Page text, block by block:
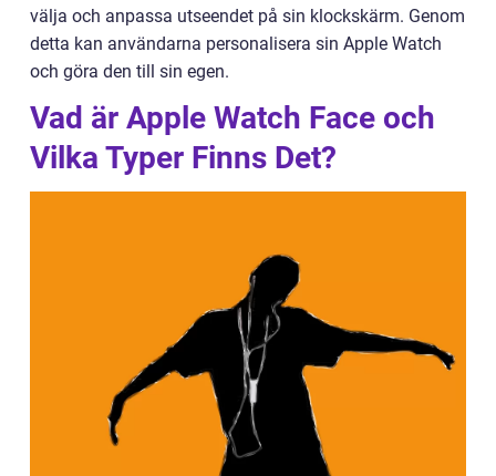
välja och anpassa utseendet på sin klockskärm. Genom
detta kan användarna personalisera sin Apple Watch
och göra den till sin egen.
Vad är Apple Watch Face och
Vilka Typer Finns Det?